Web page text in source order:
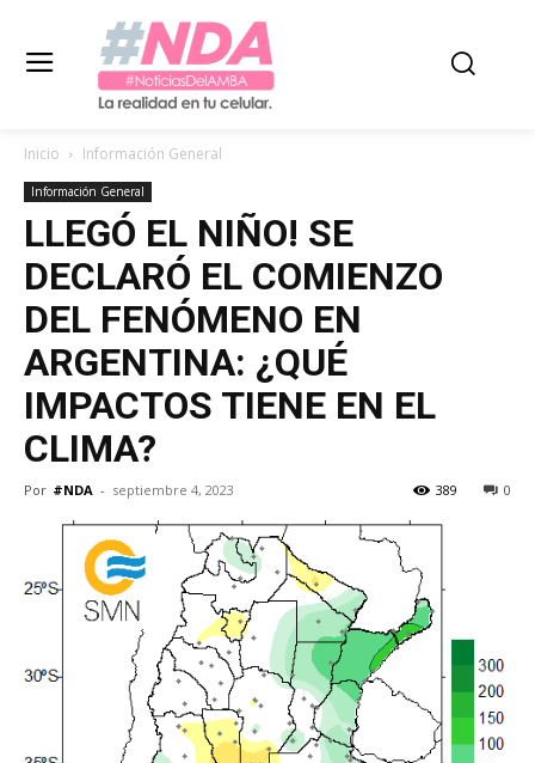
Inicio Información General
Información General
LLEGÓ EL NIÑO! SE
DECLARÓ EL COMIENZO
DEL FENÓMENO EN
ARGENTINA: ¿QUÉ
IMPACTOS TIENE EN EL
CLIMA?
Por #NDA - septiembre 4, 2023 0
389